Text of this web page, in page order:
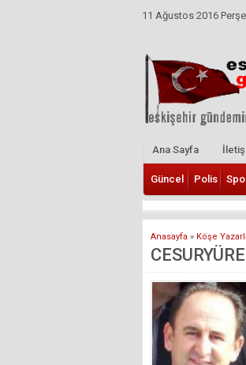
11 Ağustos 2016
Ana Sayfa
Güncel Polis
Anasayfa » Köşe